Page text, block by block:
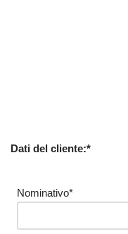
Dati del cliente:*
Nominativo*